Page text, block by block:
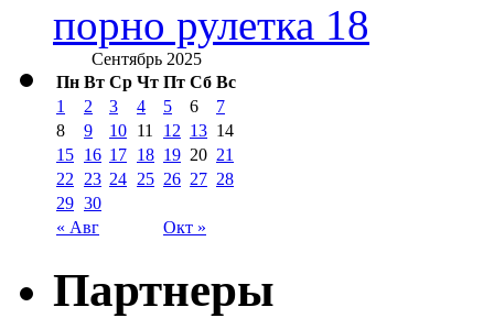
порно рулетка 18
Сентябрь 2025
Пн Вт Ср Чт Пт Сб Вс
« Авг Окт »
1 2 3 4 5 6
7
8
9 10 11 12 13 14
15 16 17 18 19 20 21
22
23 24 25 26 27 28
29 30
Партнеры